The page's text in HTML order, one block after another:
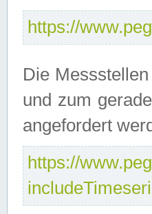
https://
Die
und zum
angefordert
https://